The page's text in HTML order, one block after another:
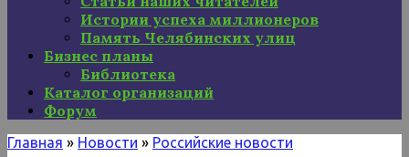
Истории успеха миллионеров
Память Челябинских улиц
Бизнес планы
Библиотека
Каталог организаций
Форум
Главная » Новости » Российские новости